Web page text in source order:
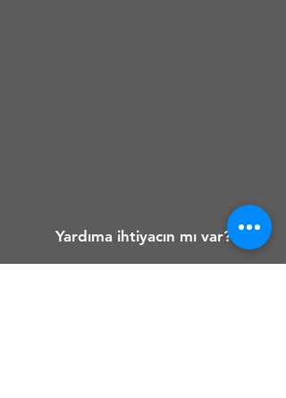
Yardıma ihtiyacın mı var?
Müşteri Hizmetleri